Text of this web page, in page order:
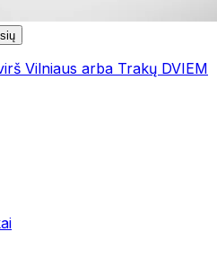
Vilniaus arba Trakų DVIEM